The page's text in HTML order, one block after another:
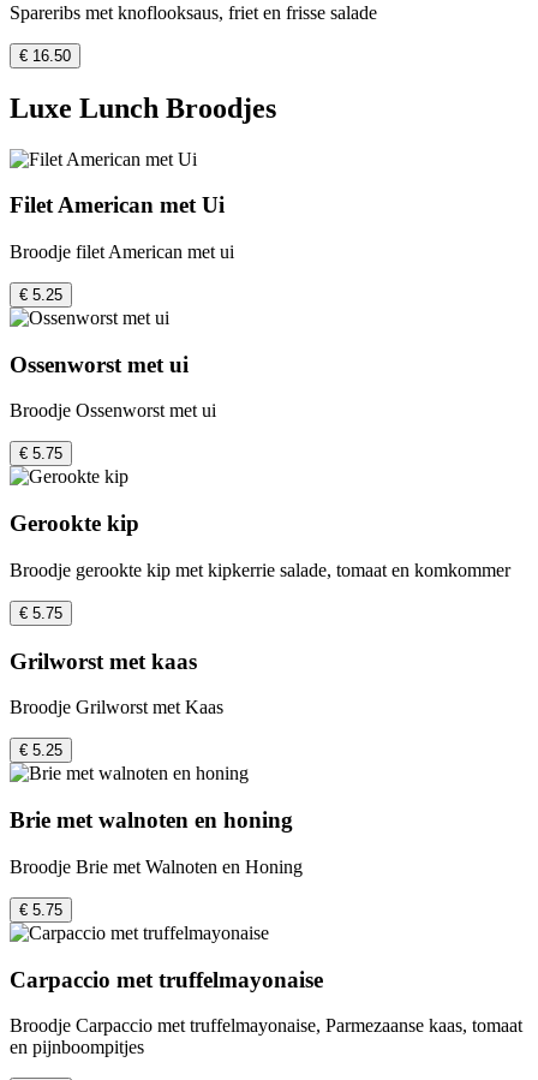
Spareribs met knoflooksaus, friet en frisse salade
€ 16.50
Luxe Lunch Broodjes
Filet American met Ui
Broodje filet American met ui
€ 5.25
Ossenworst met ui
Broodje Ossenworst met ui
€ 5.75
Gerookte kip
Broodje gerookte kip met kipkerrie salade, tomaat en komkommer
€ 5.75
Grilworst met kaas
Broodje Grilworst met Kaas
€ 5.25
Brie met walnoten en honing
Broodje Brie met Walnoten en Honing
€ 5.75
Carpaccio met truffelmayonaise
Broodje Carpaccio met truffelmayonaise, Parmezaanse kaas, tomaat
en pijnboompitjes